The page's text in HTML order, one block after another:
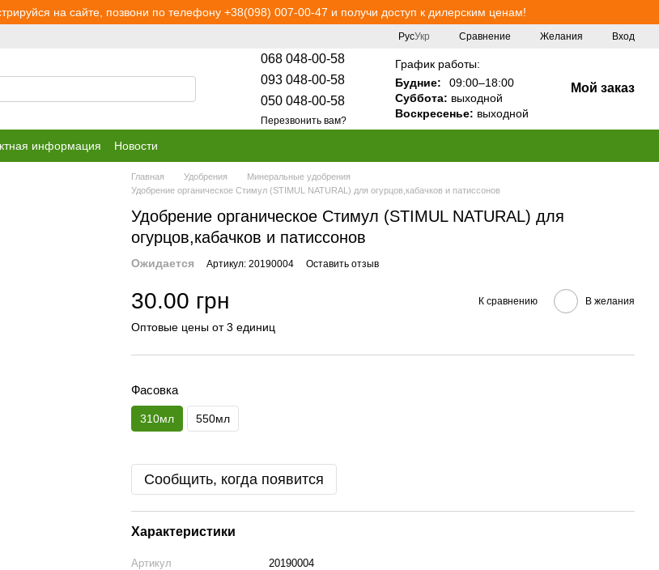
на сайте, позвони по телефону +38(098) 007-00-47 и получи доступ к дилерским ценам!
РусУкр Сравнение Желания Вход
068 048-00-58
093 048-00-58
050 048-00-58
Перезвонить вам?
График работы:
Будние:
09:00–18:00
Суббота: выходной
Воскресенье: выходной
Мой заказ
информация Новости
Главная Удобрения
Минеральные удобрения
Удобрение органическое Стимул (STIMUL NATURAL) для огурцов,кабачков и патиссонов
Удобрение органическое Стимул (STIMUL NATURAL) для
огурцов,кабачков и патиссонов
Ожидается Артикул: 20190004 Оставить отзыв
30.00 грн К сравнению В желания
Оптовые цены от 3 единиц
Фасовка
310мл 550мл
Сообщить, когда появится
Характеристики
Артикул
20190004